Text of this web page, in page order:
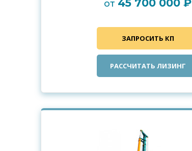
от 45 700 000 ₽
ЗАПРОСИТЬ КП
РАССЧИТАТЬ ЛИЗИНГ